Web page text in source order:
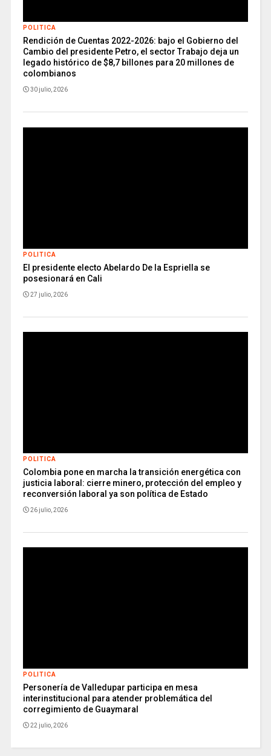
POLITICA
Rendición de Cuentas 2022-2026: bajo el Gobierno del
Cambio del presidente Petro, el sector Trabajo deja un
legado histórico de $8,7 billones para 20 millones de
colombianos
30 julio, 2026
POLITICA
El presidente electo Abelardo De la Espriella se
posesionará en Cali
27 julio, 2026
POLITICA
Colombia pone en marcha la transición energética con
justicia laboral: cierre minero, protección del empleo y
reconversión laboral ya son política de Estado
26 julio, 2026
POLITICA
Personería de Valledupar participa en mesa
interinstitucional para atender problemática del
corregimiento de Guaymaral
22 julio, 2026